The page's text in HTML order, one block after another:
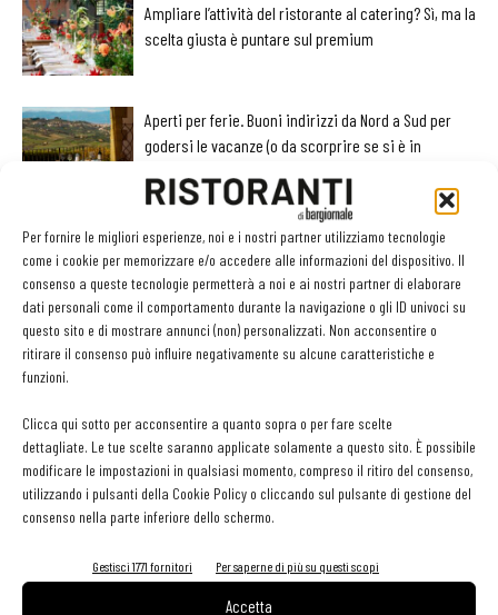
Per fornire le migliori esperienze, noi e i nostri partner utilizziamo tecnologie
come i cookie per memorizzare e/o accedere alle informazioni del dispositivo. Il
consenso a queste tecnologie permetterà a noi e ai nostri partner di elaborare
dati personali come il comportamento durante la navigazione o gli ID univoci su
questo sito e di mostrare annunci (non) personalizzati. Non acconsentire o
ritirare il consenso può influire negativamente su alcune caratteristiche e
funzioni.
Clicca qui sotto per acconsentire a quanto sopra o per fare scelte
dettagliate. Le tue scelte saranno applicate solamente a questo sito. È possibile
modificare le impostazioni in qualsiasi momento, compreso il ritiro del consenso,
utilizzando i pulsanti della Cookie Policy o cliccando sul pulsante di gestione del
consenso nella parte inferiore dello schermo.
Gestisci 1771 fornitori Per saperne di più su questi scopi
Accetta
Ampliare l’attività del ristorante al catering? Sì, ma la
scelta giusta è puntare sul premium
Aperti per ferie. Buoni indirizzi da Nord a Sud per
godersi le vacanze (o da scorprire se si è in
contenuto sponsorizzato
Sogemi rafforza i servizi per la ristorazione: orario
esteso e tessera gratuita per i professionisti
HoReCa
GLI ARTICOLI PIÙ LETTI
Sogemi rafforza i servizi per la ristorazione: orario esteso e
tessera gratuita per i professionisti HoReCa